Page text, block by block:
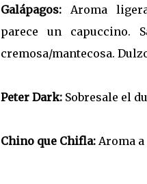
Galápagos:Aroma
parece un capuccino.
cremosa/mantecosa.
Peter Dark:Sobresale el
Chino que Chifla:Aroma a